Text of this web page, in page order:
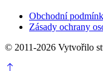
Obchodní
Zásady ochrany
© 2011-2026 Vytvořilo